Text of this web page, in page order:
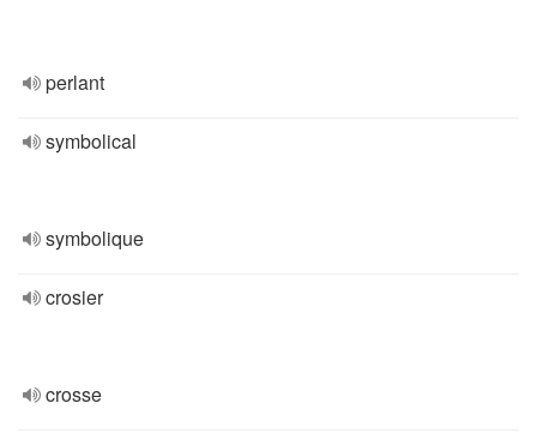
perlant
symbolical
symbolique
crosier
crosse